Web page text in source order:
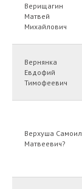
Верищагин
Матвей
Михайлович
Вернянка
Евдофий
Тимофеевич
Верхуша Самоил
Матвеевич?